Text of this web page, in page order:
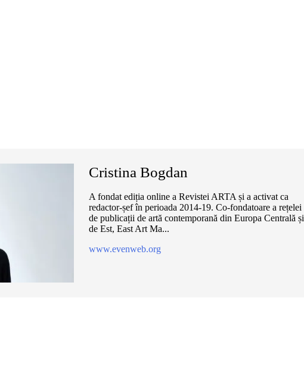
Cristina Bogdan
A fondat ediția online a Revistei ARTA și a activat ca
redactor-șef în perioada 2014-19. Co-fondatoare a rețelei
de publicații de artă contemporană din Europa Centrală și
de Est, East Art Ma...
www.evenweb.org